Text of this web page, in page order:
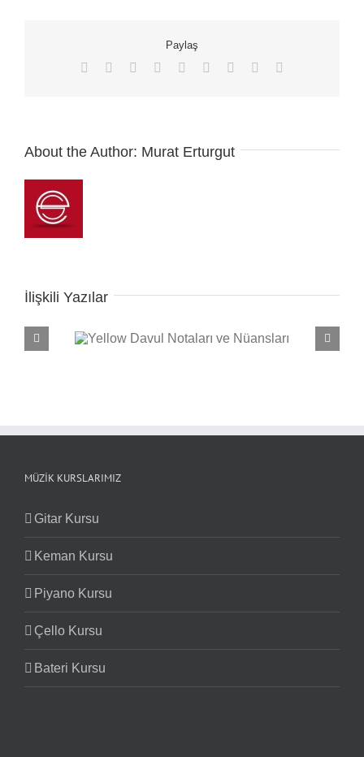
Paylaş
Facebook Reddit LinkedInWhatsApp
TumblrPinterest
About the Author: Murat Erturgut
İlişkili Yazılar
MÜZIK KURSLARIMIZ
Gitar Kursu
Keman Kursu
Piyano Kursu
Çello Kursu
Bateri Kursu